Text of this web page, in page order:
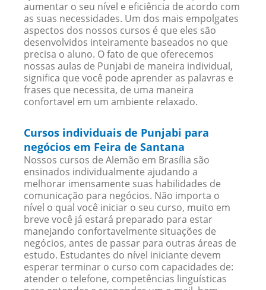
aumentar o seu nível e eficiência de acordo com
as suas necessidades. Um dos mais empolgates
aspectos dos nossos cursos é que eles são
desenvolvidos inteiramente baseados no que
precisa o aluno. O fato de que oferecemos
nossas aulas de Punjabi de maneira individual,
significa que você pode aprender as palavras e
frases que necessita, de uma maneira
confortavel em um ambiente relaxado.
Cursos individuais de Punjabi para
negócios em Feira de Santana
Nossos cursos de Alemão em Brasília são
ensinados individualmente ajudando a
melhorar imensamente suas habilidades de
comunicação para negócios. Não importa o
nível o qual você iniciar o seu curso, muito em
breve você já estará preparado para estar
manejando confortavelmente situações de
negócios, antes de passar para outras áreas de
estudo. Estudantes do nível iniciante devem
esperar terminar o curso com capacidades de:
atender o telefone, competências linguísticas